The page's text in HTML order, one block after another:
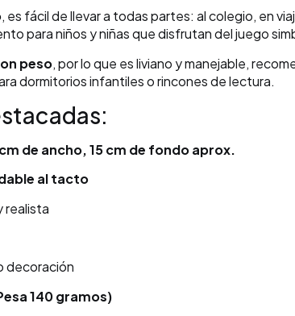
, es fácil de llevar a todas partes: al colegio, en
para niños y niñas que disfrutan del juego
peso, por lo que es liviano y manejable,
dormitorios infantiles o rincones de lectura.
de ancho, 15 cm de fondo aprox.
al tacto
realista
decoración
140 gramos)